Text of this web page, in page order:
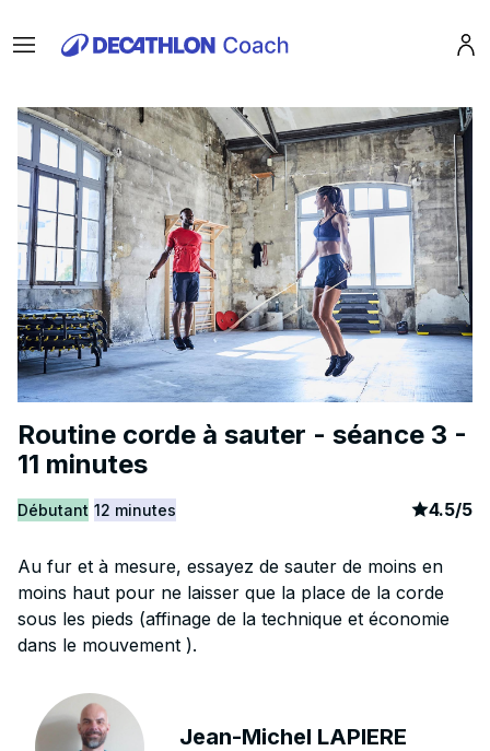
Menu
Routine corde à sauter - séance 3 -
11 minutes
Débutant 12 minutes article
4.5/5
Au fur et à mesure, essayez de sauter de moins en
moins haut pour ne laisser que la place de la corde
sous les pieds (affinage de la technique et économie
dans le mouvement ).
Jean-Michel LAPIERE